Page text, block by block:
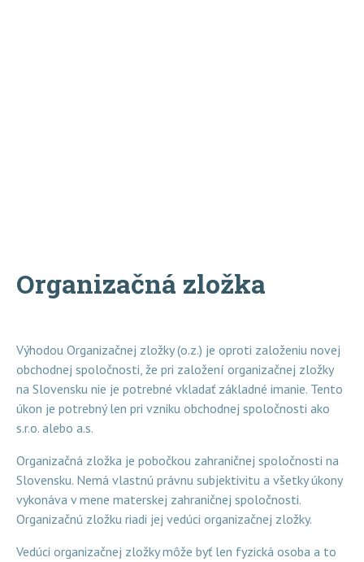
Organizačná zložka
Výhodou Organizačnej zložky (o.z.) je oproti založeniu novej
obchodnej spoločnosti, že pri založení organizačnej zložky
na Slovensku nie je potrebné vkladať základné imanie. Tento
úkon je potrebný len pri vzniku obchodnej spoločnosti ako
s.r.o. alebo a.s.
Organizačná zložka je pobočkou zahraničnej spoločnosti na
Slovensku. Nemá vlastnú právnu subjektivitu a všetky úkony
vykonáva v mene materskej zahraničnej spoločnosti.
Organizačnú zložku riadi jej vedúci organizačnej zložky.
Vedúci organizačnej zložky môže byť len fyzická osoba a to